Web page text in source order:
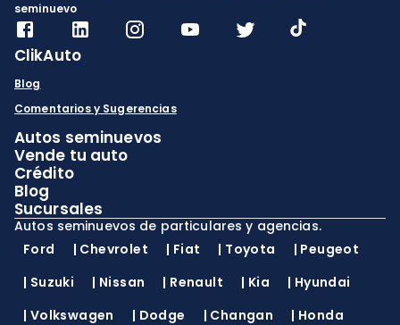
seminuevo
ClikAuto
Blog
Comentarios y Sugerencias
Autos seminuevos
Vende tu auto
Crédito
Blog
Sucursales
Autos seminuevos de particulares y agencias.
Ford
| Chevrolet | Fiat | Toyota | Peugeot
| Suzuki | Nissan | Renault | Kia | Hyundai
| Volkswagen | Dodge | Changan | Honda